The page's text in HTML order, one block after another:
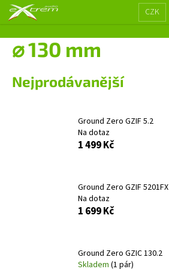
Přejít
CZK
⌀ 130 mm
Nejprodávanější
Ground Zero GZIF 5.2
Na dotaz
1 499 Kč
Ground Zero GZIF 5201FX
Na dotaz
1 699 Kč
Ground Zero GZIC 130.2
Skladem (1 pár)
š
o